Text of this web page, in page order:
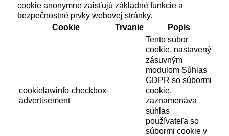
cookie anonymne zaisťujú základné funkcie a
bezpečnostné prvky webovej stránky.
Cookie
Trvanie Popis
cookielawinfo-checkbox-
advertisement
Tento súbor
cookie, nastavený
zásuvným
modulom Súhlas
GDPR so súbormi
cookie,
zaznamenáva
súhlas
používateľa so
súbormi cookie v